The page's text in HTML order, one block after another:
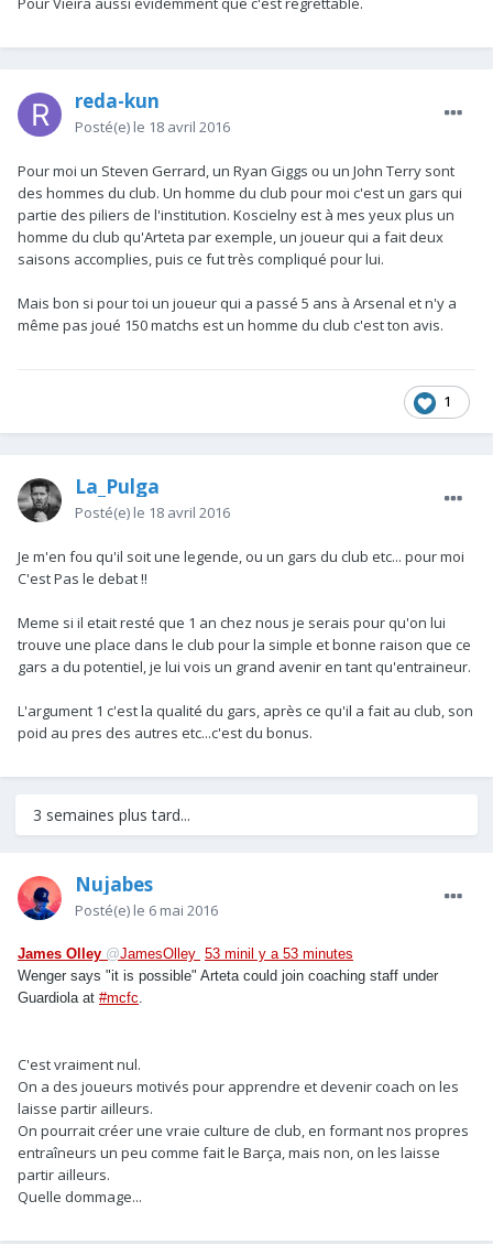
reda-kun
Posté(e) le 18 avril 2016
Pour moi un Steven Gerrard, un Ryan Giggs ou un John Terry sont
des hommes du club. Un homme du club pour moi c'est un gars qui
partie des piliers de l'institution. Koscielny est à mes yeux plus un
homme du club qu'Arteta par exemple, un joueur qui a fait deux
saisons accomplies, puis ce fut très compliqué pour lui.
Mais bon si pour toi un joueur qui a passé 5 ans à Arsenal et n'y a
même pas joué 150 matchs est un homme du club c'est ton avis.
1
La_Pulga
Posté(e) le 18 avril 2016
Je m'en fou qu'il soit une legende, ou un gars du club etc... pour moi
C'est Pas le debat !!
Meme si il etait resté que 1 an chez nous je serais pour qu'on lui
trouve une place dans le club pour la simple et bonne raison que ce
gars a du potentiel, je lui vois un grand avenir en tant qu'entraineur.
L'argument 1 c'est la qualité du gars, après ce qu'il a fait au club, son
poid au pres des autres etc...c'est du bonus.
3 semaines plus tard...
Nujabes
Posté(e) le 6 mai 2016
James Olley @JamesOlley 53 minil y a 53 minutes
Wenger says "it is possible" Arteta could join coaching staff under
Guardiola at #mcfc.
C'est vraiment nul.
On a des joueurs motivés pour apprendre et devenir coach on les
laisse partir ailleurs.
On pourrait créer une vraie culture de club, en formant nos propres
entraîneurs un peu comme fait le Barça, mais non, on les laisse
partir ailleurs.
Quelle dommage...